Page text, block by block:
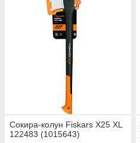
Сокира-колун Fiskars Х25 XL
122483 (1015643)